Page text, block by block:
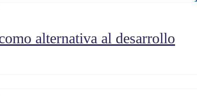
alternativa al desarrollo